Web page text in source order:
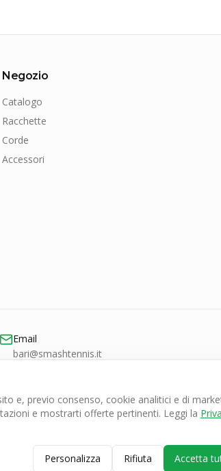
Negozio
Catalogo
Racchette
Corde
Accessori
Email
bari@smashtennis.it
e, previo consenso, cookie analitici e di
e mostrarti offerte pertinenti. Leggi la
Personalizza Rifiuta Accetta